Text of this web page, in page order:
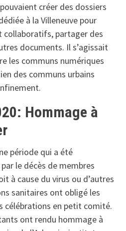
créer des dossiers
à la Villeneuve pour
collaboratifs, partager des
documents. Il s’agissait
les communs numériques
des communs urbains
Hommage à
période qui a été
le décès de membres
à cause du virus ou d’autres
sanitaires ont obligé les
célébrations en petit comité.
ont rendu hommage à